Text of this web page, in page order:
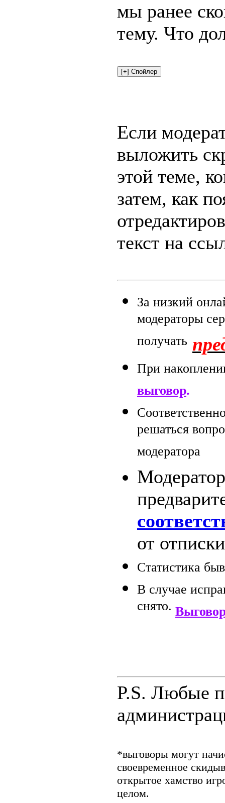
мы ранее
тему. Что
Если
выложить
этой теме,
затем, как
текст на
За низкий
модераторы
получать
При
выговор.
решаться
модератора
от
Статистика
В случае
снято.
P.S. Любые
*выговоры могут
своевременное
открытое хамство
целом.